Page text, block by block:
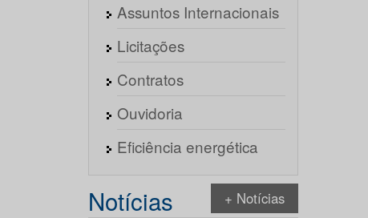
Assuntos Internacionais
Licitações
Contratos
Ouvidoria
Eficiência energética
Notícias + Notícias